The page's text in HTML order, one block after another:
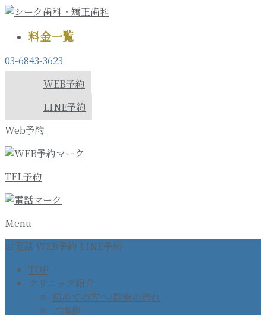
料金一覧
03-6843-3623
WEB予約
LINE予約
Web予約
TEL予約
Menu
お電話WEB予約 LINE予約
TOP
クリニック紹介
初めての方へ/診療の流れ
ご挨拶